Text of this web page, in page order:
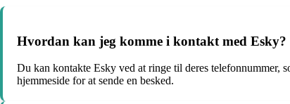
Hvordan kan jeg komme i kontakt med Esky?
Du kan kontakte Esky ved at ringe til deres telefonnummer,
hjemmeside for at sende en besked.